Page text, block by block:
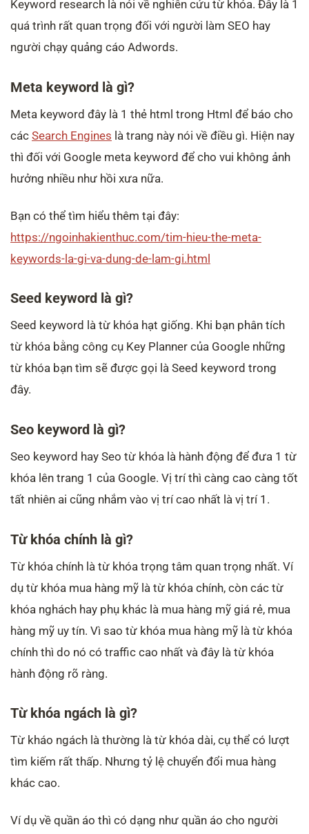
Keyword research là nói về nghiên cứu từ khóa. Đây là 1
quá trình rất quan trọng đối với người làm SEO hay
người chạy quảng cáo Adwords.
Meta keyword là gì?
Meta keyword đây là 1 thẻ html trong Html để báo cho
các Search Engines là trang này nói về điều gì. Hiện nay
thì đối với Google meta keyword để cho vui không ảnh
hưởng nhiều như hồi xưa nữa.
Bạn có thể tìm hiểu thêm tại đây:
https://ngoinhakienthuc.com/tim-hieu-the-meta-
keywords-la-gi-va-dung-de-lam-gi.html
Seed keyword là gì?
Seed keyword là từ khóa hạt giống. Khi bạn phân tích
từ khóa bằng công cụ Key Planner của Google những
từ khóa bạn tìm sẽ được gọi là Seed keyword trong
đây.
Seo keyword là gì?
Seo keyword hay Seo từ khóa là hành động để đưa 1 từ
khóa lên trang 1 của Google. Vị trí thì càng cao càng tốt
tất nhiên ai cũng nhắm vào vị trí cao nhất là vị trí 1.
Từ khóa chính là gì?
Từ khóa chính là từ khóa trọng tâm quan trọng nhất. Ví
dụ từ khóa mua hàng mỹ là từ khóa chính, còn các từ
khóa nghách hay phụ khác là mua hàng mỹ giá rẻ, mua
hàng mỹ uy tín. Vì sao từ khóa mua hàng mỹ là từ khóa
chính thì do nó có traffic cao nhất và đây là từ khóa
hành động rõ ràng.
Từ khóa ngách là gì?
Từ kháo ngách là thường là từ khóa dài, cụ thể có lượt
tìm kiếm rất thấp. Nhưng tỷ lệ chuyển đổi mua hàng
khác cao.
Ví dụ về quần áo thì có dạng như quần áo cho người